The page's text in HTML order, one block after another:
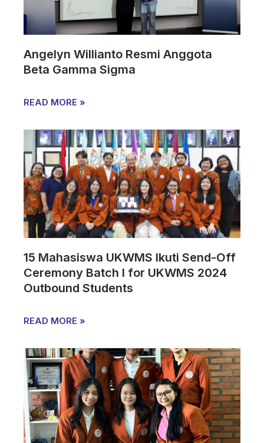
Angelyn Willianto Resmi Anggota
Beta Gamma Sigma
READ MORE »
15 Mahasiswa UKWMS Ikuti Send-Off
Ceremony Batch I for UKWMS 2024
Outbound Students
READ MORE »